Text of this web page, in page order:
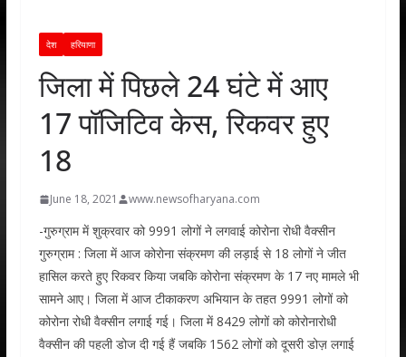
देश हरियाणा
जिला में पिछले 24 घंटे में आए
17 पॉजिटिव केस, रिकवर हुए
18
June 18, 2021 www.newsofharyana.com
-गुरुग्राम में शुक्रवार को 9991 लोगों ने लगवाई कोरोना रोधी वैक्सीन
गुरुग्राम : जिला में आज कोरोना संक्रमण की लड़ाई से 18 लोगों ने जीत
हासिल करते हुए रिकवर किया जबकि कोरोना संक्रमण के 17 नए मामले भी
सामने आए। जिला में आज टीकाकरण अभियान के तहत 9991 लोगों को
कोरोना रोधी वैक्सीन लगाई गई। जिला में 8429 लोगों को कोरोनारोधी
वैक्सीन की पहली डोज दी गई हैं जबकि 1562 लोगों को दूसरी डोज़ लगाई